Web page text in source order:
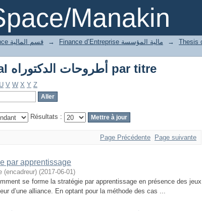
Manakin
Parcourir Thesis doctoral أطروحات الدكتوراه par titre
2 Département of Finance قسم المالية → Finance d’Entreprise مالية المؤسسة →
Parcourir Thesis doctoral أطروحات الدكتوراه par titre
U V W X Y Z
Résultats :
Page Précédente Page suivante
par apprentissage
(encadreur) (2017-06-01)
se forme la stratégie par apprentissage en présence des jeux
d’une alliance. En optant pour la méthode des cas ...